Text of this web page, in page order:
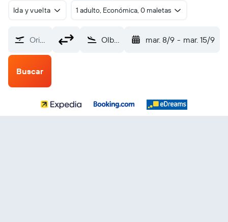
Ida y vuelta 1 adulto, Económica, 0 maletas
Origen Olbia-Costa Smeralda (OLB) mar. 8/9 - mar. 15/9
Buscar